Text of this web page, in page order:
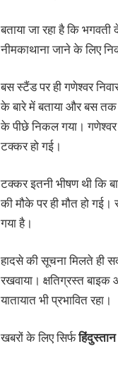
बताया जा रहा है कि
नीमकाथाना जाने के लिए
बस स्टैंड पर ही गणेश्वर
के बारे में बताया और बस तक
के पीछे निकल गया। गणेश्वर
टक्कर हो गई।
टक्कर इतनी भीषण थी कि
की मौके पर ही मौत हो
गया है।
हादसे की सूचना मिलते ही
रखवाया। क्षतिग्रस्त
यातायात भी प्रभावित रहा।
खबरों के लिए सिर्फ